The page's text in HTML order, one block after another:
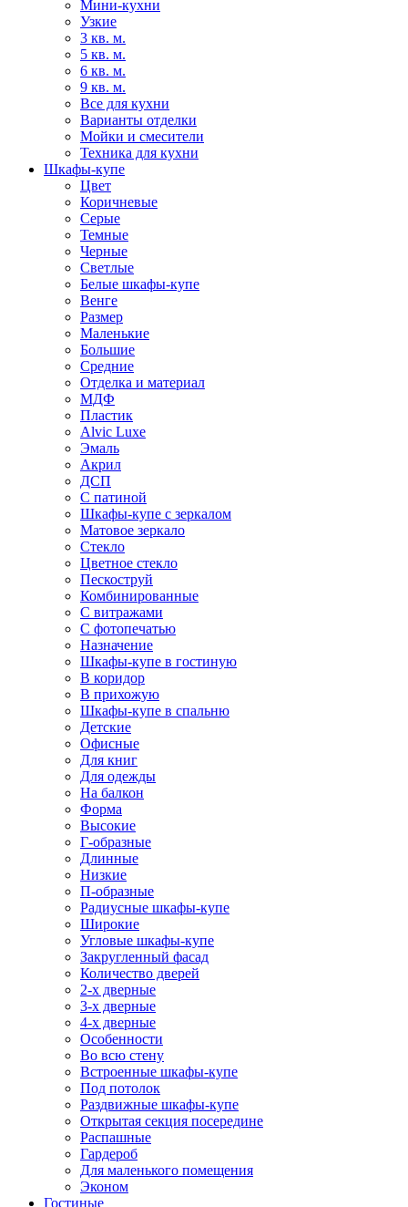
Мини-кухни
Узкие
3 кв. м.
5 кв. м.
6 кв. м.
9 кв. м.
Все для кухни
Варианты отделки
Мойки и смесители
Техника для кухни
Шкафы-купе
Цвет
Коричневые
Серые
Темные
Черные
Светлые
Белые шкафы-купе
Венге
Размер
Маленькие
Большие
Средние
Отделка и материал
МДФ
Пластик
Alvic Luxe
Эмаль
Акрил
ДСП
С патиной
Шкафы-купе с зеркалом
Матовое зеркало
Стекло
Цветное стекло
Пескоструй
Комбинированные
С витражами
С фотопечатью
Назначение
Шкафы-купе в гостиную
В коридор
В прихожую
Шкафы-купе в спальню
Детские
Офисные
Для книг
Для одежды
На балкон
Форма
Высокие
Г-образные
Длинные
Низкие
П-образные
Радиусные шкафы-купе
Широкие
Угловые шкафы-купе
Закругленный фасад
Количество дверей
2-х дверные
3-х дверные
4-х дверные
Особенности
Во всю стену
Встроенные шкафы-купе
Под потолок
Раздвижные шкафы-купе
Открытая секция посередине
Распашные
Гардероб
Для маленького помещения
Эконом
Гостиные